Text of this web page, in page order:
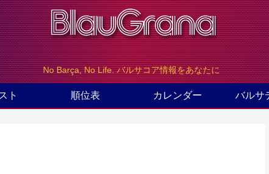
No Barça, No Life. バルサコア情報をあなたに
ト 順位表 カレンダー バルサ